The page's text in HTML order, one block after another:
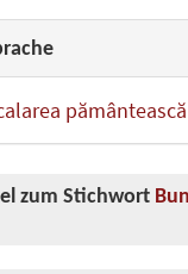
pământească
zum Stichwort